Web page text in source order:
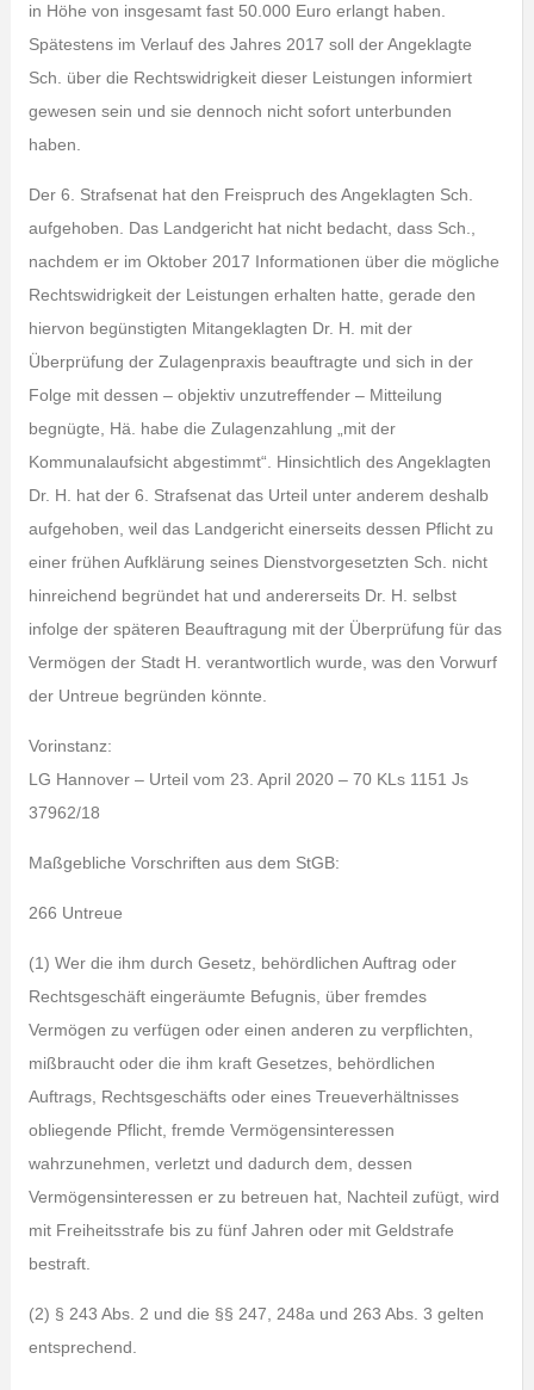
in Höhe von insgesamt fast 50.000 Euro erlangt haben.
Spätestens im Verlauf des Jahres 2017 soll der Angeklagte
Sch. über die Rechtswidrigkeit dieser Leistungen informiert
gewesen sein und sie dennoch nicht sofort unterbunden
haben.
Der 6. Strafsenat hat den Freispruch des Angeklagten Sch.
aufgehoben. Das Landgericht hat nicht bedacht, dass Sch.,
nachdem er im Oktober 2017 Informationen über die mögliche
Rechtswidrigkeit der Leistungen erhalten hatte, gerade den
hiervon begünstigten Mitangeklagten Dr. H. mit der
Überprüfung der Zulagenpraxis beauftragte und sich in der
Folge mit dessen – objektiv unzutreffender – Mitteilung
begnügte, Hä. habe die Zulagenzahlung „mit der
Kommunalaufsicht abgestimmt“. Hinsichtlich des Angeklagten
Dr. H. hat der 6. Strafsenat das Urteil unter anderem deshalb
aufgehoben, weil das Landgericht einerseits dessen Pflicht zu
einer frühen Aufklärung seines Dienstvorgesetzten Sch. nicht
hinreichend begründet hat und andererseits Dr. H. selbst
infolge der späteren Beauftragung mit der Überprüfung für das
Vermögen der Stadt H. verantwortlich wurde, was den Vorwurf
der Untreue begründen könnte.
Vorinstanz:
LG Hannover – Urteil vom 23. April 2020 – 70 KLs 1151 Js
37962/18
Maßgebliche Vorschriften aus dem StGB:
266 Untreue
(1) Wer die ihm durch Gesetz, behördlichen Auftrag oder
Rechtsgeschäft eingeräumte Befugnis, über fremdes
Vermögen zu verfügen oder einen anderen zu verpflichten,
mißbraucht oder die ihm kraft Gesetzes, behördlichen
Auftrags, Rechtsgeschäfts oder eines Treueverhältnisses
obliegende Pflicht, fremde Vermögensinteressen
wahrzunehmen, verletzt und dadurch dem, dessen
Vermögensinteressen er zu betreuen hat, Nachteil zufügt, wird
mit Freiheitsstrafe bis zu fünf Jahren oder mit Geldstrafe
bestraft.
(2) § 243 Abs. 2 und die §§ 247, 248a und 263 Abs. 3 gelten
entsprechend.